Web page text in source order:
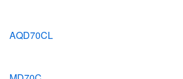
AQD70CL